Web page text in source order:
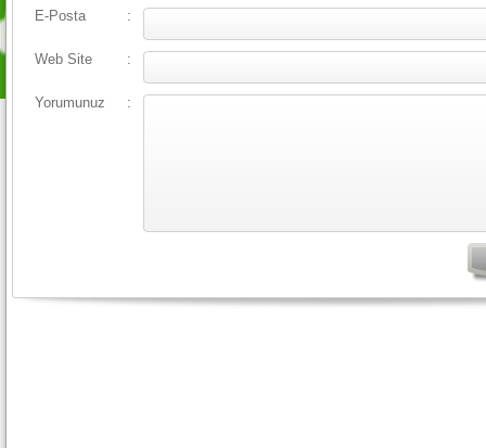
E-Posta :
Web Site :
Yorumunuz :